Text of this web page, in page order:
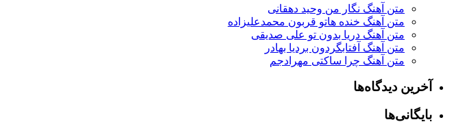
متن آهنگ نگار من وحید دهقانی
متن آهنگ خنده هاتو قربون محمدعلیزاده
متن آهنگ دریا بدون تو علی صدیقی
متن آهنگ آفتابگردون بردیا بهادر
متن آهنگ چرا ساکتی مهرادجم
آخرین دیدگاه‌ها
بایگانی‌ها